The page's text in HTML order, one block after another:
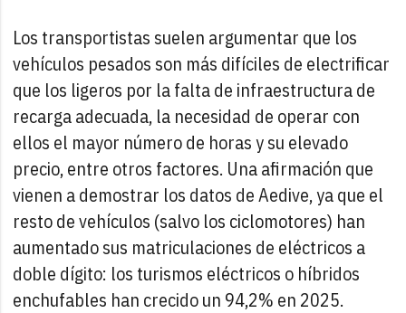
Los transportistas suelen argumentar que los
vehículos pesados son más difíciles de electrificar
que los ligeros por la falta de infraestructura de
recarga adecuada, la necesidad de operar con
ellos el mayor número de horas y su elevado
precio, entre otros factores. Una afirmación que
vienen a demostrar los datos de Aedive, ya que el
resto de vehículos (salvo los ciclomotores) han
aumentado sus matriculaciones de eléctricos a
doble dígito: los turismos eléctricos o híbridos
enchufables han crecido un 94,2% en 2025.